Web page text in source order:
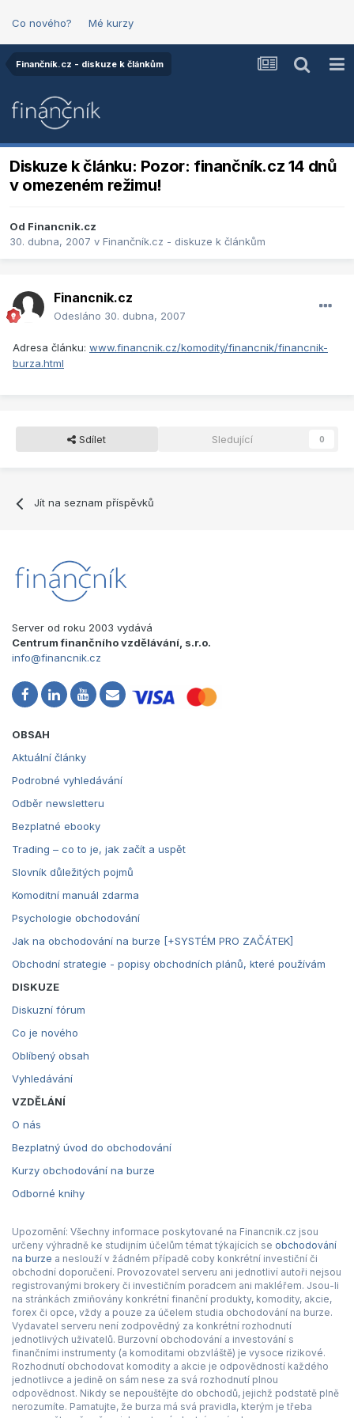
Co nového? Mé kurzy
Finančník.cz - diskuze k článkům
Diskuze k článku: Pozor: finančník.cz 14 dnů
v omezeném režimu!
Od Financnik.cz
30. dubna, 2007 v Finančník.cz - diskuze k článkům
Financnik.cz
Odesláno 30. dubna, 2007
Adresa článku: www.financnik.cz/komodity/financnik/financnik-
burza.html
Sdílet Sledující 0
Jít na seznam příspěvků
Server od roku 2003 vydává
Centrum finančního vzdělávání, s.r.o.
info@financnik.cz
OBSAH
Aktuální články
Podrobné vyhledávání
Odběr newsletteru
Bezplatné ebooky
Trading – co to je, jak začít a uspět
Slovník důležitých pojmů
Komoditní manuál zdarma
Psychologie obchodování
Jak na obchodování na burze [+SYSTÉM PRO ZAČÁTEK]
Obchodní strategie - popisy obchodních plánů, které používám
DISKUZE
Diskuzní fórum
Co je nového
Oblíbený obsah
Vyhledávání
VZDĚLÁNÍ
O nás
Bezplatný úvod do obchodování
Kurzy obchodování na burze
Odborné knihy
Upozornění: Všechny informace poskytované na Financnik.cz jsou
určeny výhradně ke studijním účelům témat týkajících se obchodování
na burze a neslouží v žádném případě coby konkrétní investiční či
obchodní doporučení. Provozovatel serveru ani jednotliví autoři nejsou
registrovanými brokery či investičním poradcem ani makléřem. Jsou-li
na stránkách zmiňovány konkrétní finanční produkty, komodity, akcie,
forex či opce, vždy a pouze za účelem studia obchodování na burze.
Vydavatel serveru není zodpovědný za konkrétní rozhodnutí
jednotlivých uživatelů. Burzovní obchodování a investování s
finančními instrumenty (a komoditami obzvláště) je vysoce rizikové.
Rozhodnutí obchodovat komodity a akcie je odpovědností každého
jednotlivce a jedině on sám nese za svá rozhodnutí plnou
odpovědnost. Nikdy se nepouštějte do obchodů, jejichž podstatě plně
nerozumíte. Pamatujte, že burza má svá pravidla, kterým je třeba